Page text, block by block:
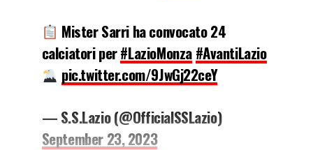
Mister Sarri ha convocato 24
calciatori per#LazioMonza#AvantiLazio
pic.twitter.com/9JwGj22ceY
— S.S.Lazio (@OfficialSSLazio)
September 23, 2023